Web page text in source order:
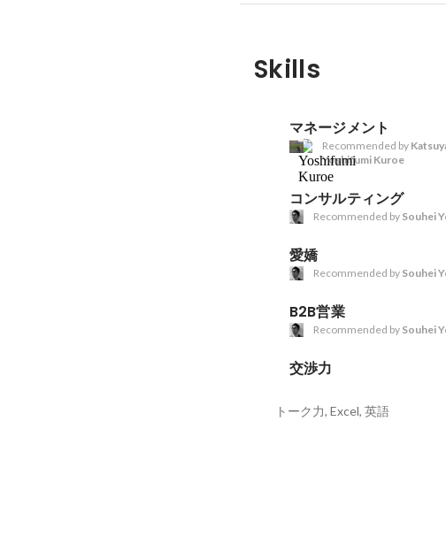
Skills
マネージメント
Recommended by
Yoshifumi Kuroe
コンサルティング
Recommended by Souhei
愛嬌
Recommended by Souhei
B2B営業
Recommended by Souhei
交渉力
トーク力, Excel, 英語